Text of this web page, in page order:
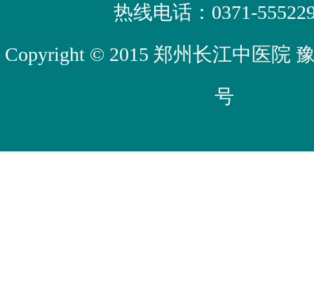
热线电话： 0371-
Copyright © 2015 郑州长江中医院豫
号